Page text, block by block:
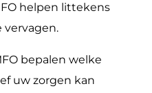
helpen littekens
vervagen.
bepalen welke
uw zorgen kan